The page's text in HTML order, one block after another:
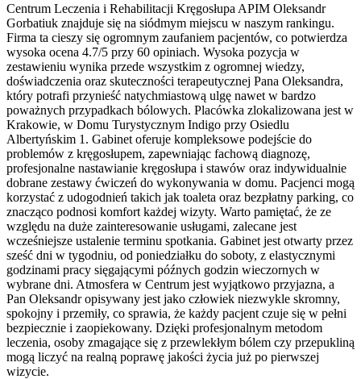
Centrum Leczenia i Rehabilitacji Kręgosłupa APIM Oleksandr
Gorbatiuk znajduje się na siódmym miejscu w naszym rankingu.
Firma ta cieszy się ogromnym zaufaniem pacjentów, co potwierdza
wysoka ocena 4.7/5 przy 60 opiniach. Wysoka pozycja w
zestawieniu wynika przede wszystkim z ogromnej wiedzy,
doświadczenia oraz skuteczności terapeutycznej Pana Oleksandra,
który potrafi przynieść natychmiastową ulgę nawet w bardzo
poważnych przypadkach bólowych. Placówka zlokalizowana jest w
Krakowie, w Domu Turystycznym Indigo przy Osiedlu
Albertyńskim 1. Gabinet oferuje kompleksowe podejście do
problemów z kręgosłupem, zapewniając fachową diagnozę,
profesjonalne nastawianie kręgosłupa i stawów oraz indywidualnie
dobrane zestawy ćwiczeń do wykonywania w domu. Pacjenci mogą
korzystać z udogodnień takich jak toaleta oraz bezpłatny parking, co
znacząco podnosi komfort każdej wizyty. Warto pamiętać, że ze
względu na duże zainteresowanie usługami, zalecane jest
wcześniejsze ustalenie terminu spotkania. Gabinet jest otwarty przez
sześć dni w tygodniu, od poniedziałku do soboty, z elastycznymi
godzinami pracy sięgającymi późnych godzin wieczornych w
wybrane dni. Atmosfera w Centrum jest wyjątkowo przyjazna, a
Pan Oleksandr opisywany jest jako człowiek niezwykle skromny,
spokojny i przemiły, co sprawia, że każdy pacjent czuje się w pełni
bezpiecznie i zaopiekowany. Dzięki profesjonalnym metodom
leczenia, osoby zmagające się z przewlekłym bólem czy przepukliną
mogą liczyć na realną poprawę jakości życia już po pierwszej
wizycie.